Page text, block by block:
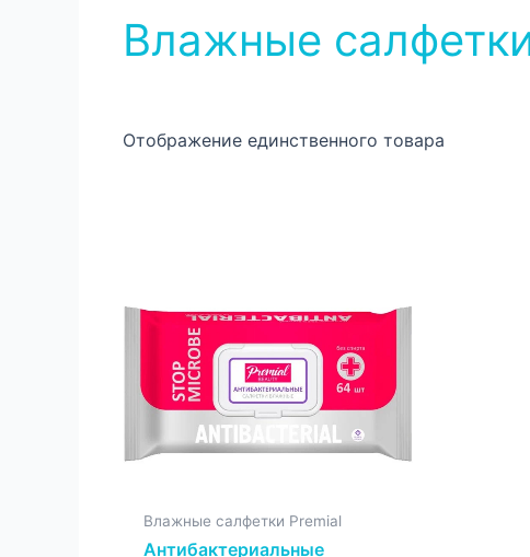
Влажные
Отображение единственного товара
Влажные салфетки Premial
Антибактериальные